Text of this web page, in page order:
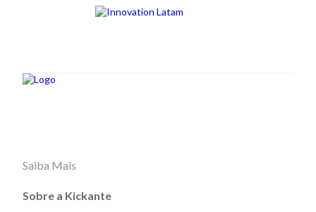
Saiba Mais
Sobre a Kickante